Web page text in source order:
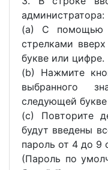
администратора:
(a) С помощью
стрелками
букве или цифре.
(b) Нажмите
выбранного
следующей
(c) Повторите
будут введены
пароль от 4 до 9
(Пароль по